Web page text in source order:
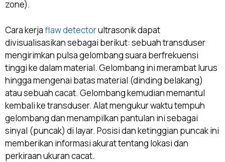
zone).
Cara kerjaflaw detectorultrasonik dapat
divisualisasikan sebagai berikut: sebuah transduser
mengirimkan pulsa gelombang suara berfrekuensi
tinggi ke dalam material. Gelombang ini merambat lurus
hingga mengenai batas material (dinding belakang)
atau sebuah cacat. Gelombang kemudian memantul
kembali ke transduser. Alat mengukur waktu tempuh
gelombang dan menampilkan pantulan ini sebagai
sinyal (puncak) di layar. Posisi dan ketinggian puncak ini
memberikan informasi akurat tentang lokasi dan
perkiraan ukuran cacat.